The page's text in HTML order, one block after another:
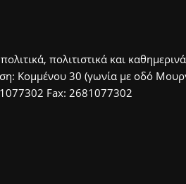
πολιτιστικά και
Κομμένου 30 (γωνία με οδό
Fax: 2681077302